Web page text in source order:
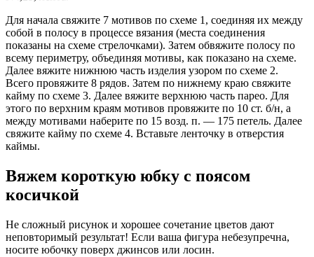
Для начала свяжите 7 мотивов по схеме 1, соединяя их между
собой в полосу в процессе вязания (места соединения
показаны на схеме стрелочками). Затем обвяжите полосу по
всему периметру, объединяя мотивы, как показано на схеме.
Далее вяжите нижнюю часть изделия узором по схеме 2.
Всего провяжите 8 рядов. Затем по нижнему краю свяжите
кайму по схеме 3. Далее вяжите верхнюю часть парео. Для
этого по верхним краям мотивов провяжите по 10 ст. б/н, а
между мотивами наберите по 15 возд. п. — 175 петель. Далее
свяжите кайму по схеме 4. Вставьте ленточку в отверстия
каймы.
Вяжем короткую юбку с поясом
косичкой
Не сложный рисунок и хорошее сочетание цветов дают
неповторимый результат! Если ваша фигура небезупречна,
носите юбочку поверх джинсов или лосин.